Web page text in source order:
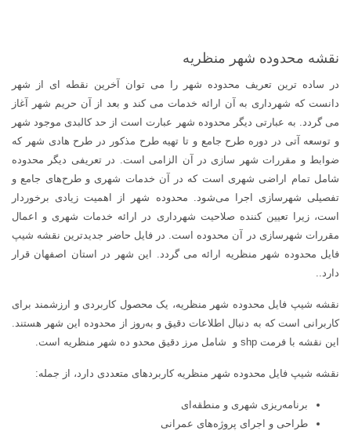
نقشه محدوده شهر منظريه
در ساده ترین تعریف محدوده شهر را می توان آخرین نقطه ای از شهر
دانست که شهرداری به آن ارائه خدمات می کند و بعد از آن حریم شهر آغاز
می گردد. به عبارتی دیگر محدوده شهر عبارت است از حد کالبدی موجود شهر
و توسعه آتی در دوره طرح جامع و تا تهیه طرح مذکور در طرح هادی شهر که
ضوابط و مقررات شهر سازی در آن الزامی است. در تعریفی دیگر محدوده
شامل تمام اراضی شهری است که در آن خدمات شهری و طرح‌های جامع و
تفصیلی شهرسازی اجرا می‌شود. محدوده شهر از اهمیت زیادی برخوردار
است، زیرا تعیین کننده صلاحیت شهرداری در ارائه خدمات شهری و اعمال
مقررات شهرسازی در آن محدوده است. در فایل حاضر جدیدترین نقشه شیپ
فایل محدوده شهر منظريه ارائه می گردد. این شهر در استان اصفهان قرار
دارد..
نقشه شیپ فایل محدوده شهر منظريه، یک محصول کاربردی و ارزشمند برای
کاربرانی است که به دنبال اطلاعات دقیق و به‌روز از محدوده این شهر هستند.
این نقشه با فرمت shp و شامل مرز دقیق محدو ده شهر منظريه است.
نقشه شیپ فایل محدوده شهر منظريه کاربردهای متعددی دارد، از جمله:
برنامه‌ریزی شهری و منطقه‌ای
طراحی و اجرای پروژه‌های عمرانی